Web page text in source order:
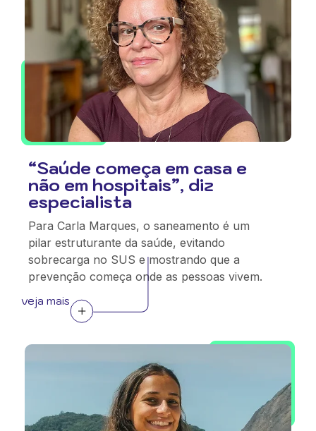
“Saúde começa em casa e
não em hospitais”, diz
especialista
Para Carla Marques, o saneamento é um
pilar estruturante da saúde, evitando
sobrecarga no SUS e mostrando que a
prevenção começa onde as pessoas vivem.
veja mais